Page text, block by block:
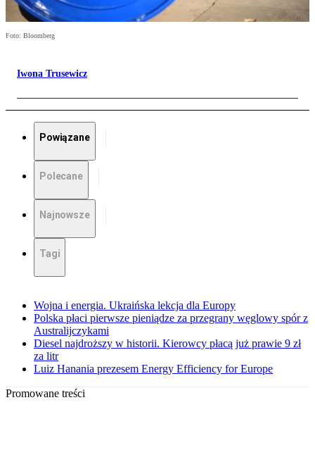
Foto: Bloomberg
Iwona Trusewicz
Powiązane
Polecane
Najnowsze
Tagi
Wojna i energia. Ukraińska lekcja dla Europy
Polska płaci pierwsze pieniądze za przegrany węglowy spór z
Australijczykami
Diesel najdroższy w historii. Kierowcy płacą już prawie 9 zł
za litr
Luiz Hanania prezesem Energy Efficiency for Europe
Promowane treści